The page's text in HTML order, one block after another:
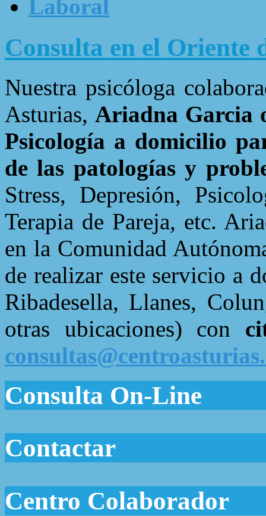
Laboral
Consulta en el Oriente
Nuestra psicóloga
Asturias, Ariadna Garcia
Psicología a domicilio
de las patologías y
Stress, Depresión,
Terapia de Pareja, etc.
en la Comunidad
de realizar este servicio a
Ribadesella, Llanes,
otras ubicaciones) con
Consulta On-Line
Contactar
Centro Colaborador